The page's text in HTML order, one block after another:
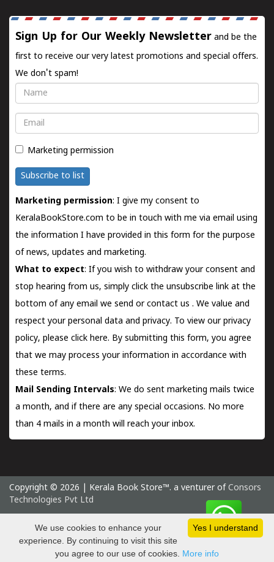
Sign Up for Our Weekly Newsletter and be the
first to receive our very latest promotions and special offers.
We don't spam!
Name
Email
Marketing permission
Subscribe to list
Marketing permission: I give my consent to
KeralaBookStore.com to be in touch with me via email using
the information I have provided in this form for the purpose
of news, updates and marketing.
What to expect: If you wish to withdraw your consent and
stop hearing from us, simply click the unsubscribe link at the
bottom of any email we send orcontact us . We value and
respect your personal data and privacy. To view our privacy
policy, please click here. By submitting this form, you agree
that we may process your information in accordance with
these terms.
Mail Sending Intervals: We do sent marketing mails twice
a month, and if there are any special occasions. No more
than 4 mails in a month will reach your inbox.
Copyright © 2026 | Kerala Book Store™. a venturer of Consors
Technologies Pvt Ltd
Saturday 8 August, 2026 IST
Yes I understand
We use cookies to enhance your
experience. By continuing to visit this site
you agree to our use of cookies. More info